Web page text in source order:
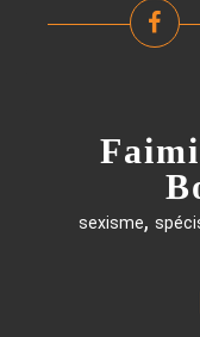
sexisme,